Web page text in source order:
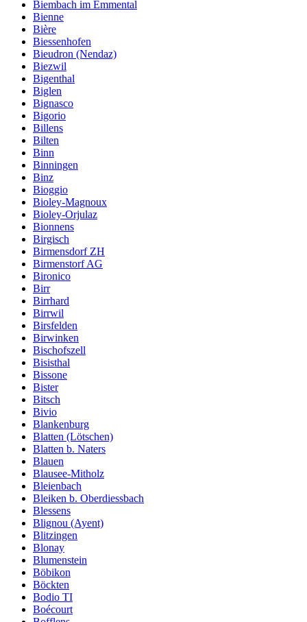
Biembach im Emmental
Bienne
Bière
Biessenhofen
Bieudron (Nendaz)
Biezwil
Bigenthal
Biglen
Bignasco
Bigorio
Billens
Bilten
Binn
Binningen
Binz
Bioggio
Bioley-Magnoux
Bioley-Orjulaz
Bionnens
Birgisch
Birmensdorf ZH
Birmenstorf AG
Bironico
Birr
Birrhard
Birrwil
Birsfelden
Birwinken
Bischofszell
Bisisthal
Bissone
Bister
Bitsch
Bivio
Blankenburg
Blatten (Lötschen)
Blatten b. Naters
Blauen
Blausee-Mitholz
Bleienbach
Bleiken b. Oberdiessbach
Blessens
Blignou (Ayent)
Blitzingen
Blonay
Blumenstein
Böbikon
Böckten
Bodio TI
Boécourt